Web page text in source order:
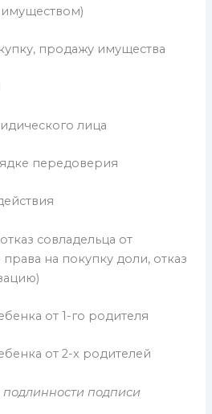
продажу имущества
лица
передоверия
совладельца от
на покупку доли, отказ
от 1-го родителя
от 2-х родителей
подлинности подписи